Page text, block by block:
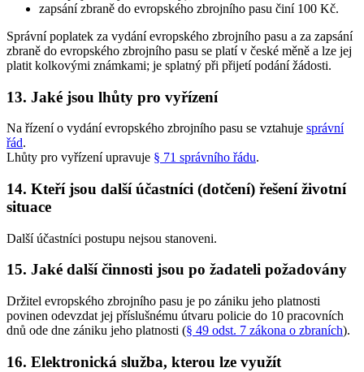
zapsání zbraně do evropského zbrojního pasu činí 100 Kč.
Správní poplatek za vydání evropského zbrojního pasu a za zapsání
zbraně do evropského zbrojního pasu se platí v české měně a lze jej
platit kolkovými známkami; je splatný při přijetí podání žádosti.
13. Jaké jsou lhůty pro vyřízení
Na řízení o vydání evropského zbrojního pasu se vztahuje správní
řád.
Lhůty pro vyřízení upravuje § 71 správního řádu.
14. Kteří jsou další účastníci (dotčení) řešení životní
situace
Další účastníci postupu nejsou stanoveni.
15. Jaké další činnosti jsou po žadateli požadovány
Držitel evropského zbrojního pasu je po zániku jeho platnosti
povinen odevzdat jej příslušnému útvaru policie do 10 pracovních
dnů ode dne zániku jeho platnosti (§ 49 odst. 7 zákona o zbraních).
16. Elektronická služba, kterou lze využít